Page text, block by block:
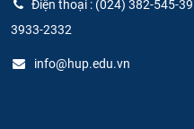
Điện thoại : (024) 382-545-
3933-2332
info@hup.edu.vn